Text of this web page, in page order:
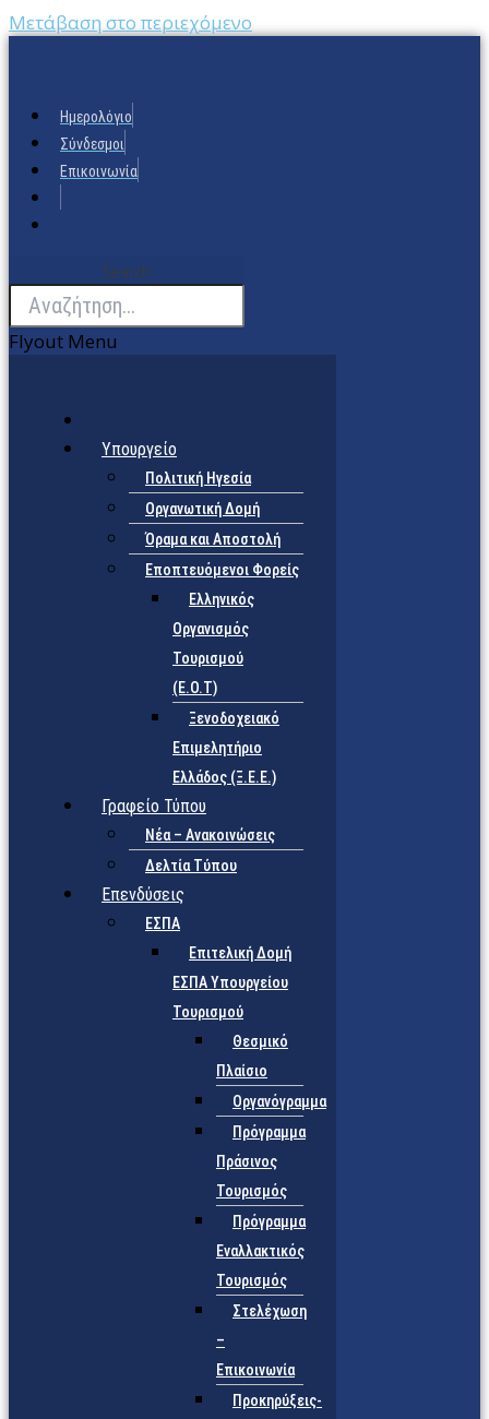
Μετάβαση στο περιεχόμενο
Ημερολόγιο
Σύνδεσμοι
Επικοινωνία
Search
Flyout Menu
Υπουργείο
Πολιτική Ηγεσία
Οργανωτική Δομή
Όραμα και Αποστολή
Εποπτευόμενοι Φορείς
Eλληνικός
Οργανισμός
Τουρισμού
(Ε.Ο.Τ)
Ξενοδοχειακό
Επιμελητήριο
Ελλάδος (Ξ.Ε.Ε.)
Γραφείο Τύπου
Νέα – Ανακοινώσεις
Δελτία Τύπου
Επενδύσεις
ΕΣΠΑ
Επιτελική Δομή
ΕΣΠΑ Υπουργείου
Τουρισμού
Θεσμικό
Πλαίσιο
Οργανόγραμμα
Πρόγραμμα
Πράσινος
Τουρισμός
Πρόγραμμα
Εναλλακτικός
Τουρισμός
Στελέχωση
–
Επικοινωνία
Προκηρύξεις-